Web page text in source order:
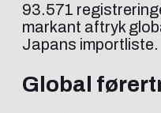
93.571
markant aftryk
Japans importliste.
Global